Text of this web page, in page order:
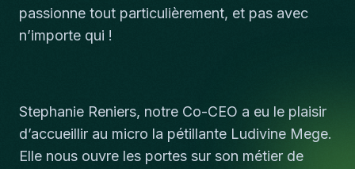
passionne tout particulièrement, et pas avec
n’importe qui !
Stephanie Reniers, notre Co-CEO a eu le plaisir
d’accueillir au micro la pétillante Ludivine Mege.
Elle nous ouvre les portes sur son métier de